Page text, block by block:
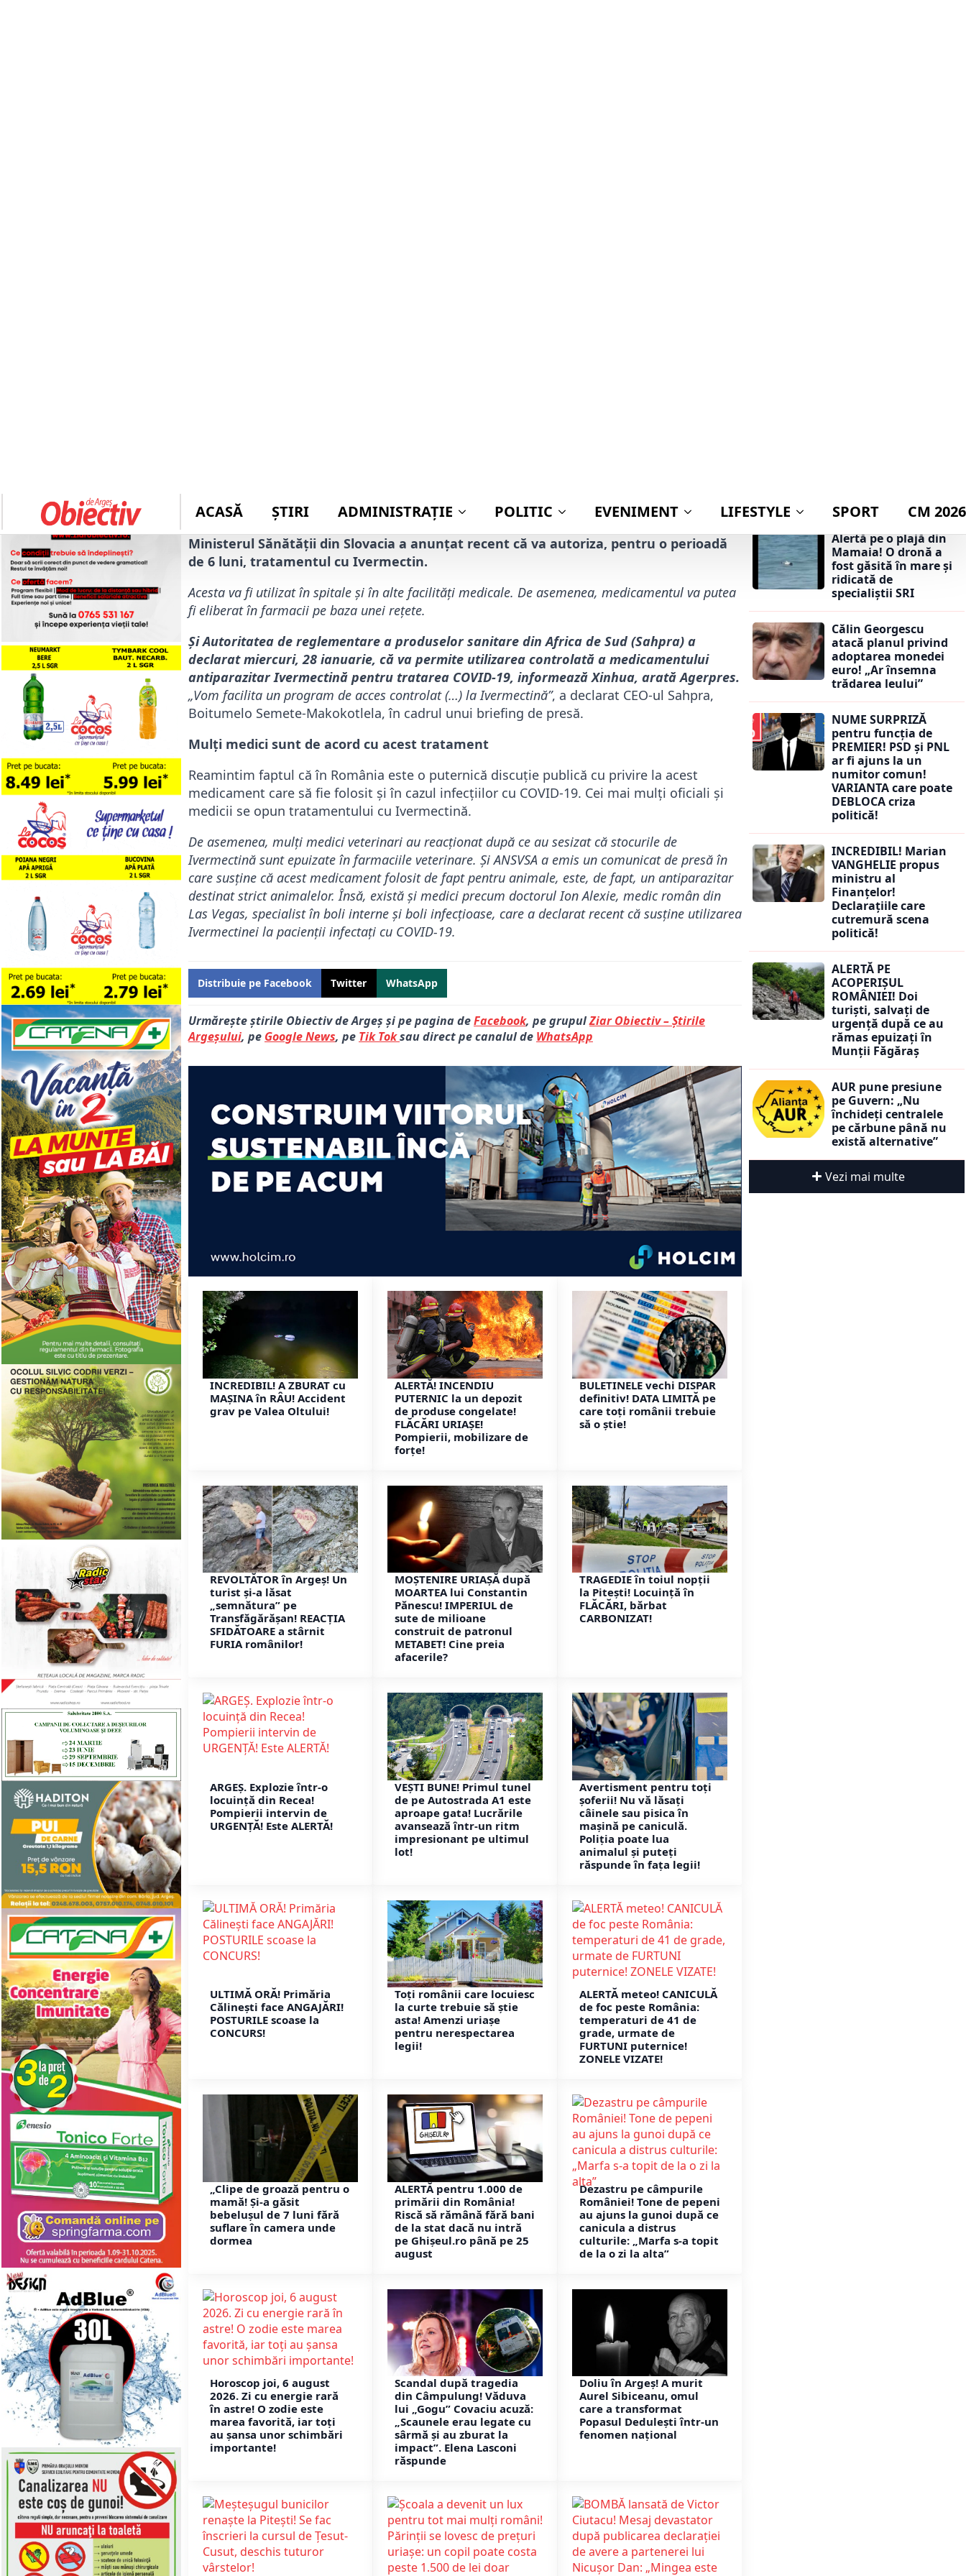
bolnavilor COVID.
Ministerul Sănătății din Slovacia a anunțat recent că va autoriza, pentru o perioadă
de 6 luni, tratamentul cu Ivermectin.
Acesta va fi utilizat în spitale și în alte facilități medicale. De asemenea, medicamentul va putea
fi eliberat în farmacii pe baza unei rețete.
Și Autoritatea de reglementare a produselor sanitare din Africa de Sud (Sahpra) a
declarat miercuri, 28 ianuarie, că va permite utilizarea controlată a medicamentului
antiparazitar Ivermectină pentru tratarea COVID-19, informează Xinhua, arată Agerpres.
„Vom facilita un program de acces controlat (…) la Ivermectină”, a declarat CEO-ul Sahpra,
Boitumelo Semete-Makokotlela, în cadrul unui briefing de presă.
Mulți medici sunt de acord cu acest tratament
Reamintim faptul că în România este o puternică discuție publică cu privire la acest
medicament care să fie folosit și în cazul infecțiilor cu COVID-19. Cei mai mulți oficiali și
medicii se opun tratamentului cu Ivermectină.
De asemenea, mulţi medici veterinari au reacţionat după ce au sesizat că stocurile de
Ivermectină sunt epuizate în farmaciile veterinare. Și ANSVSA a emis un comunicat de presă în
care susține că acest medicament folosit de fapt pentru animale, este, de fapt, un antiparazitar
destinat strict animalelor. Însă, există și medici precum doctorul Ion Alexie, medic român din
Las Vegas, specialist în boli interne şi boli infecţioase, care a declarat recent că susține utilizarea
Ivermectinei la pacienţii infectaţi cu COVID-19.
Distribuie pe Facebook Twitter WhatsApp
Urmărește știrile Obiectiv de Argeș și pe pagina deFacebook, pe grupulZiar Obiectiv – Știrile
Argeșului, pe Google News, pe Tik Toksau direct pe canalul de WhatsApp
INCREDIBIL! A ZBURAT cu
MAȘINA în RÂU! Accident
grav pe Valea Oltului!
ALERTĂ! INCENDIU
PUTERNIC la un depozit
de produse congelate!
FLĂCĂRI URIAȘE!
Pompierii, mobilizare de
forțe!
BULETINELE vechi DISPAR
definitiv! DATA LIMITĂ pe
care toți românii trebuie
să o știe!
REVOLTĂTOR în Argeș! Un
turist și-a lăsat
„semnătura” pe
Transfăgărășan! REACȚIA
SFIDĂTOARE a stârnit
FURIA românilor!
MOȘTENIRE URIAȘĂ după
MOARTEA lui Constantin
Pănescu! IMPERIUL de
sute de milioane
construit de patronul
METABET! Cine preia
afacerile?
TRAGEDIE în toiul nopții
la Pitești! Locuință în
FLĂCĂRI, bărbat
CARBONIZAT!
ARGEȘ. Explozie într-o
locuință din Recea!
Pompierii intervin de
URGENȚĂ! Este ALERTĂ!
VEȘTI BUNE! Primul tunel
de pe Autostrada A1 este
aproape gata! Lucrările
avansează într-un ritm
impresionant pe ultimul
lot!
Avertisment pentru toți
șoferii! Nu vă lăsați
câinele sau pisica în
mașină pe caniculă.
Poliția poate lua
animalul și puteți
răspunde în fața legii!
ULTIMĂ ORĂ! Primăria
Călinești face ANGAJĂRI!
POSTURILE scoase la
CONCURS!
Toți românii care locuiesc
la curte trebuie să știe
asta! Amenzi uriașe
pentru nerespectarea
legii!
ALERTĂ meteo! CANICULĂ
de foc peste România:
temperaturi de 41 de
grade, urmate de
FURTUNI puternice!
ZONELE VIZATE!
„Clipe de groază pentru o
mamă! Și-a găsit
bebelușul de 7 luni fără
suflare în camera unde
dormea
ALERTĂ pentru 1.000 de
primării din România!
Riscă să rămână fără bani
de la stat dacă nu intră
pe Ghișeul.ro până pe 25
august
Dezastru pe câmpurile
României! Tone de pepeni
au ajuns la gunoi după ce
canicula a distrus
culturile: „Marfa s-a topit
de la o zi la alta”
Horoscop joi, 6 august
2026. Zi cu energie rară
în astre! O zodie este
marea favorită, iar toți
au șansa unor schimbări
importante!
Scandal după tragedia
din Câmpulung! Văduva
lui „Gogu” Covaciu acuză:
„Scaunele erau legate cu
sârmă și au zburat la
impact”. Elena Lasconi
răspunde
Doliu în Argeș! A murit
Aurel Sibiceanu, omul
care a transformat
Popasul Dedulești într-un
fenomen național
Alertă pe o plajă din
Mamaia! O dronă a
fost găsită în mare și
ridicată de
specialiștii SRI
Călin Georgescu
atacă planul privind
adoptarea monedei
euro! „Ar însemna
trădarea leului”
NUME SURPRIZĂ
pentru funcția de
PREMIER! PSD și PNL
ar fi ajuns la un
numitor comun!
VARIANTA care poate
DEBLOCA criza
politică!
INCREDIBIL! Marian
VANGHELIE propus
ministru al
Finanțelor!
Declarațiile care
cutremură scena
politică!
ALERTĂ PE
ACOPERIȘUL
ROMÂNIEI! Doi
turiști, salvați de
urgență după ce au
rămas epuizați în
Munții Făgăraș
AUR pune presiune
pe Guvern: „Nu
închideți centralele
pe cărbune până nu
există alternative”
Vezi mai multe